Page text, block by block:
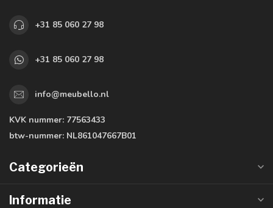
+31 85 060 27 98
+31 85 060 27 98
info@meubello.nl
KVK nummer: 77563433
btw-nummer: NL861047667B01
Categorieën
Informatie